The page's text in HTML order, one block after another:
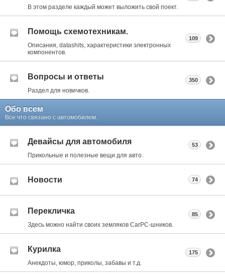
В этом разделе каждый может выложить свой поект.
Помощь схемотехникам.
Описания, datashits, характеристики электронных
компонентов.
109
Вопросы и ответы
Раздел для новичков.
350
Обо всем
Все что связано с автомобилем.
Девайсы для автомобиля
Прикольные и полезные вещи для авто.
53
Новости 74
Перекличка
Здесь можно найти своих земляков CarPC-шников.
85
Курилка
Анекдоты, юмор, приколы, забавы и т.д.
175